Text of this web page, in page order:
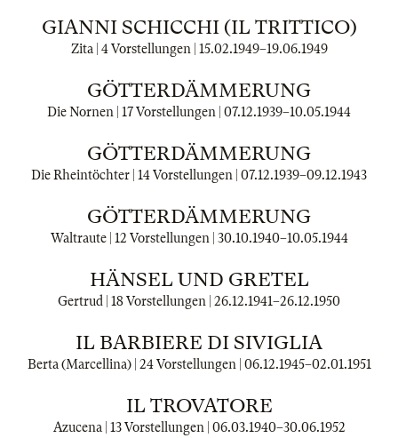
GIANNI SCHICCHI (IL TRITTICO)
Zita | 4 Vorstellungen | 15.02.1949–19.06.1949
GÖTTERDÄMMERUNG
Die Nornen | 17 Vorstellungen | 07.12.1939–10.05.1944
GÖTTERDÄMMERUNG
Die Rheintöchter | 14 Vorstellungen | 07.12.1939–09.12.1943
GÖTTERDÄMMERUNG
Waltraute | 12 Vorstellungen | 30.10.1940–10.05.1944
HÄNSEL UND GRETEL
Gertrud | 18 Vorstellungen | 26.12.1941–26.12.1950
IL BARBIERE DI SIVIGLIA
Berta (Marcellina) | 24 Vorstellungen | 06.12.1945–02.01.1951
IL TROVATORE
Azucena | 13 Vorstellungen | 06.03.1940–30.06.1952